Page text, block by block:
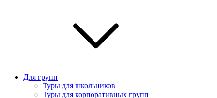
Для групп
Туры для школьников
Туры для корпоративных групп